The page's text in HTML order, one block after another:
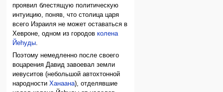
проявил блестящую политическую
интуицию, поняв, что столица царя
всего Израиля не может оставаться в
Хевроне, одном из городовколена
Йеhуды
Поэтому немедленно после своего
воцарения Давид завоевал земли
иевуситов (небольшой автохтонной
народностиХанаана), отделявшие